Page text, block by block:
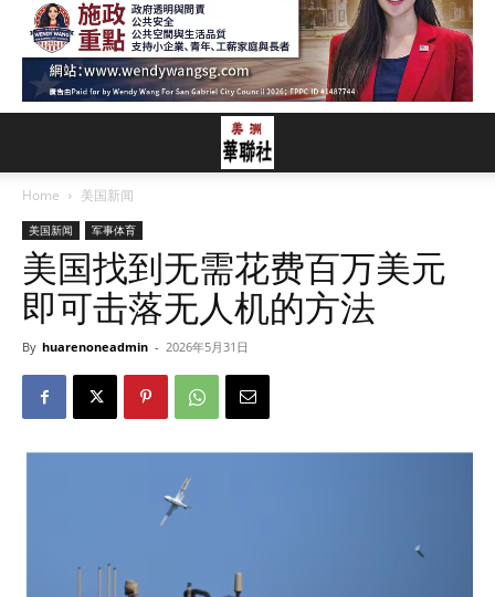
Home 美国新闻
美国新闻 军事体育
美国找到无需花费百万美元
即可击落无人机的方法
By huarenoneadmin - 2026年5月31日